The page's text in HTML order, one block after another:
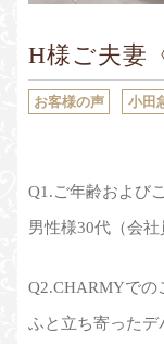
H様ご夫妻
お客様の声 小田
Q1.ご年齢および
男性様30代（会社
Q2.CHARMYでの
ふと立ち寄ったデ